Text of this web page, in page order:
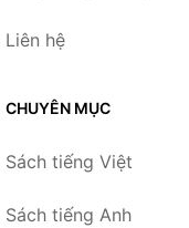
Liên hệ
CHUYÊN MỤC
Sách tiếng Việt
Sách tiếng Anh